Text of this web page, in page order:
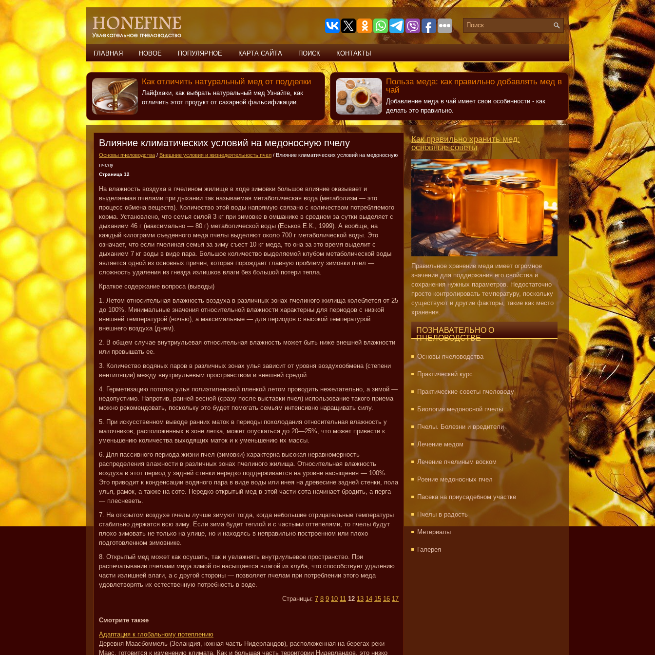
ГЛАВНАЯ НОВОЕ ПОПУЛЯРНОЕ КАРТА САЙТА ПОИСК КОНТАКТЫ
Как отличить натуральный мед от подделки
Лайфхаки, как выбрать натуральный мед Узнайте, как
отличить этот продукт от сахарной фальсификации.
Польза меда: как правильно добавлять мед в
чай
Добавление меда в чай имеет свои особенности - как
делать это правильно.
Влияние климатических условий на медоносную пчелу
Основы пчеловодства / Внешние условия и жизнедеятельность пчел / Влияние климатических условий на медоносную
пчелу
Страница 12
На влажность воздуха в пчелином жилище в ходе зимовки большое влияние оказывает и
выделяемая пчелами при дыхании так называемая метаболическая вода (метаболизм — это
процесс обмена веществ). Количество этой воды напрямую связано с количеством потребляемого
корма. Установлено, что семья силой 3 кг при зимовке в омшанике в среднем за сутки выделяет с
дыханием 46 г (максимально — 80 г) метаболической воды (Еськов Е.К., 1999). А вообще, на
каждый килограмм съеденного меда пчелы выделяют около 700 г метаболической воды. Это
означает, что если пчелиная семья за зиму съест 10 кг меда, то она за это время выделит с
дыханием 7 кг воды в виде пара. Большое количество выделяемой клубом метаболической воды
является одной из основных причин, которая порождает главную проблему зимовки пчел —
сложность удаления из гнезда излишков влаги без большой потери тепла.
Краткое содержание вопроса (выводы)
1. Летом относительная влажность воздуха в различных зонах пчелиного жилища колеблется от 25
до 100%. Минимальные значения относительной влажности характерны для периодов с низкой
внешней температурой (ночью), а максимальные — для периодов с высокой температурой
внешнего воздуха (днем).
2. В общем случае внутриульевая относительная влажность может быть ниже внешней влажности
или превышать ее.
3. Количество водяных паров в различных зонах улья зависит от уровня воздухообмена (степени
вентиляции) между внутриульевым пространством и внешней средой.
4. Герметизацию потолка улья полиэтиленовой пленкой летом проводить нежелательно, а зимой —
недопустимо. Напротив, ранней весной (сразу после выставки пчел) использование такого приема
можно рекомендовать, поскольку это будет помогать семьям интенсивно наращивать силу.
5. При искусственном выводе ранних маток в периоды похолодания относительная влажность у
маточников, расположенных в зоне летка, может опускаться до 20—25%, что может привести к
уменьшению количества выходящих маток и к уменьшению их массы.
6. Для пассивного периода жизни пчел (зимовки) характерна высокая неравномерность
распределения влажности в различных зонах пчелиного жилища. Относительная влажность
воздуха в этот период у задней стенки нередко поддерживается на уровне насыщения — 100%.
Это приводит к конденсации водяного пара в виде воды или инея на древесине задней стенки, пола
улья, рамок, а также на соте. Нередко открытый мед в этой части сота начинает бродить, а перга
— плесневеть.
7. На открытом воздухе пчелы лучше зимуют тогда, когда небольшие отрицательные температуры
стабильно держатся всю зиму. Если зима будет теплой и с частыми оттепелями, то пчелы будут
плохо зимовать не только на улице, но и находясь в неправильно построенном или плохо
подготовленном зимовнике.
8. Открытый мед может как осушать, так и увлажнять внутриульевое пространство. При
распечатывании пчелами меда зимой он насыщается влагой из клуба, что способствует удалению
части излишней влаги, а с другой стороны — позволяет пчелам при потреблении этого меда
удовлетворять их естественную потребность в воде.
Страницы: 7 8 9 10 11 12 13 14 15 16 17
Смотрите также
Адаптация к глобальному потеплению
Деревня Маасбоммель (Зеландия, южная часть Нидерландов), расположенная на берегах реки
Маас, готовится к изменению климата. Как и большая часть территории Нидерландов, это низко
Как правильно хранить мед:
основные советы
Правильное хранение меда имеет огромное
значение для поддержания его свойства и
сохранения нужных параметров. Недостаточно
просто контролировать температуру, поскольку
существуют и другие факторы, такие как место
хранения.
ПОЗНАВАТЕЛЬНО О
ПЧЕЛОВОДСТВЕ
Основы пчеловодства
Практический курс
Практические советы пчеловоду
Биология медоносной пчелы
Пчелы. Болезни и вредители
Лечение медом
Лечение пчелиным воском
Роение медоносных пчел
Пасека на приусадебном участке
Пчелы в радость
Метериалы
Галерея